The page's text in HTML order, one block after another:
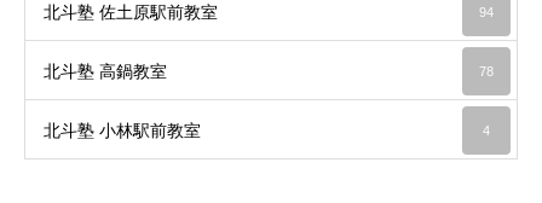
北斗塾 佐土原駅前教室 94
北斗塾 高鍋教室 78
北斗塾 小林駅前教室 4